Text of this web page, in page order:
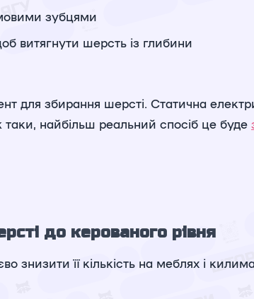
зубцями
витягнути шерсть із глибини
для збирання шерсті. Статична
найбільш реальний спосіб це буде
до керованого рівня
її кількість на меблях і